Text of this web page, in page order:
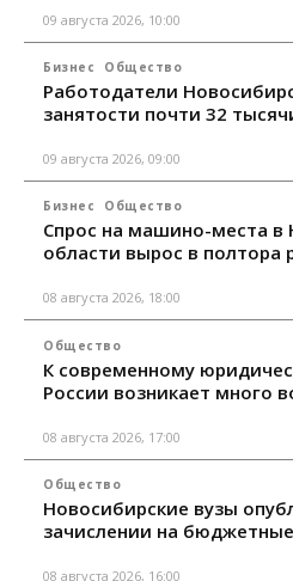
09 августа 2026, 10:00
Бизнес Общество
Работодатели
занятости почти 32
09 августа 2026, 09:00
Бизнес Общество
Спрос на машино-места в
области вырос в полтора
08 августа 2026, 18:00
Общество
К современному
России возникает много
08 августа 2026, 17:00
Общество
Новосибирские вузы
зачислении на
08 августа 2026, 16:00